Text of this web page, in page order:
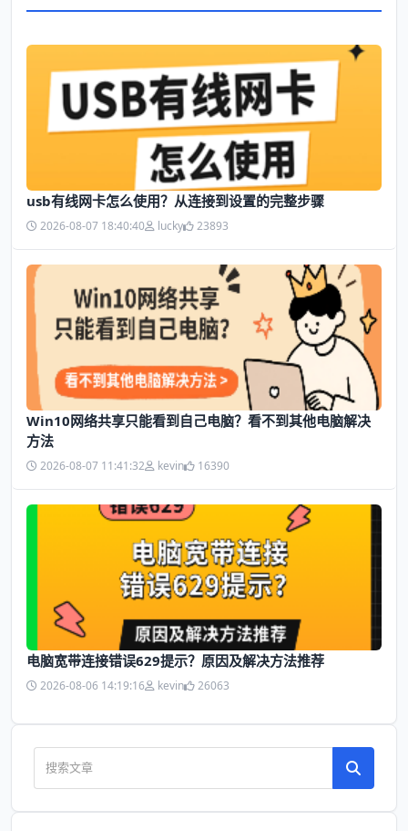
usb有线网卡怎么使用？从连接到设置的完整步骤
2026-08-07 18:40:40 lucky 23893
Win10网络共享只能看到自己电脑？看不到其他电脑解决
方法
2026-08-07 11:41:32 kevin 16390
电脑宽带连接错误629提示？原因及解决方法推荐
2026-08-06 14:19:16 kevin 26063